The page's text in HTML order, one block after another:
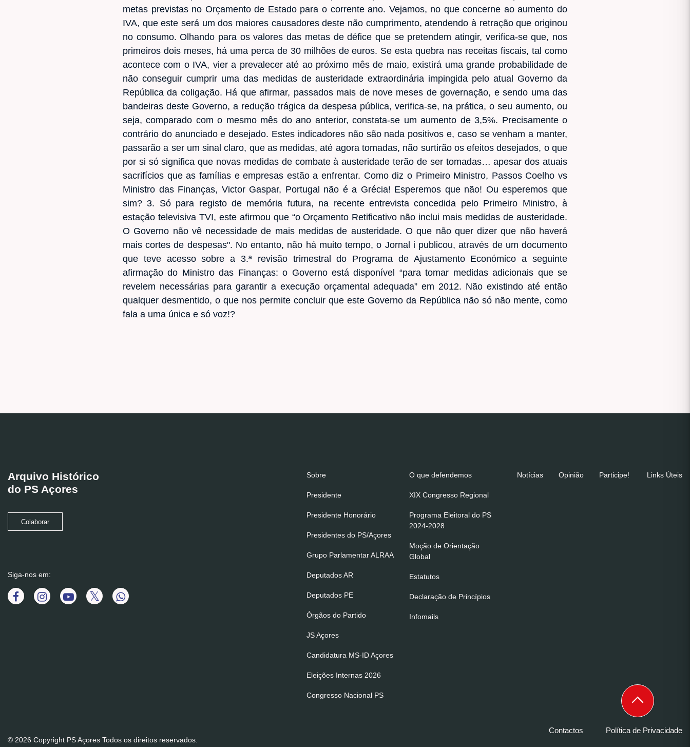
metas previstas no Orçamento de Estado para o corrente ano. Vejamos, no que concerne ao aumento do
IVA, que este será um dos maiores causadores deste não cumprimento, atendendo à retração que originou
no consumo. Olhando para os valores das metas de défice que se pretendem atingir, verifica-se que, nos
primeiros dois meses, há uma perca de 30 milhões de euros. Se esta quebra nas receitas fiscais, tal como
acontece com o IVA, vier a prevalecer até ao próximo mês de maio, existirá uma grande probabilidade de
não conseguir cumprir uma das medidas de austeridade extraordinária impingida pelo atual Governo da
República da coligação. Há que afirmar, passados mais de nove meses de governação, e sendo uma das
bandeiras deste Governo, a redução trágica da despesa pública, verifica-se, na prática, o seu aumento, ou
seja, comparado com o mesmo mês do ano anterior, constata-se um aumento de 3,5%. Precisamente o
contrário do anunciado e desejado. Estes indicadores não são nada positivos e, caso se venham a manter,
passarão a ser um sinal claro, que as medidas, até agora tomadas, não surtirão os efeitos desejados, o que
por si só significa que novas medidas de combate à austeridade terão de ser tomadas… apesar dos atuais
sacrifícios que as famílias e empresas estão a enfrentar. Como diz o Primeiro Ministro, Passos Coelho vs
Ministro das Finanças, Victor Gaspar, Portugal não é a Grécia! Esperemos que não! Ou esperemos que
sim? 3. Só para registo de memória futura, na recente entrevista concedida pelo Primeiro Ministro, à
estação televisiva TVI, este afirmou que “o Orçamento Retificativo não inclui mais medidas de austeridade.
O Governo não vê necessidade de mais medidas de austeridade. O que não quer dizer que não haverá
mais cortes de despesas". No entanto, não há muito tempo, o Jornal i publicou, através de um documento
que teve acesso sobre a 3.ª revisão trimestral do Programa de Ajustamento Económico a seguinte
afirmação do Ministro das Finanças: o Governo está disponível “para tomar medidas adicionais que se
revelem necessárias para garantir a execução orçamental adequada” em 2012. Não existindo até então
qualquer desmentido, o que nos permite concluir que este Governo da República não só não mente, como
fala a uma única e só voz!?
Arquivo Histórico
do PS Açores
Colaborar
Siga-nos em:
Sobre
Presidente
Presidente Honorário
Presidentes do PS/Açores
Grupo Parlamentar ALRAA
Deputados AR
Deputados PE
Órgãos do Partido
JS Açores
Candidatura MS-ID Açores
Eleições Internas 2026
Congresso Nacional PS
O que defendemos
XIX Congresso Regional
Programa Eleitoral do PS
2024-2028
Moção de Orientação
Global
Estatutos
Declaração de Princípios
Infomails
Notícias Opinião Participe! Links Úteis
© 2026 Copyright PS Açores Todos os direitos reservados.
Contactos Política de Privacidade